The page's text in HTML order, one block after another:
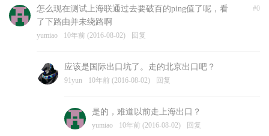
#0
怎么现在测试上海联通过去要破百的ping值了呢，看
了下路由并未绕路啊
yumiao 10年前 (2016-08-02) 回复
应该是国际出口坑了。走的北京出口吧？
91yun 10年前 (2016-08-02) 回复
是的，难道以前走上海出口？
yumiao 10年前 (2016-08-02) 回复